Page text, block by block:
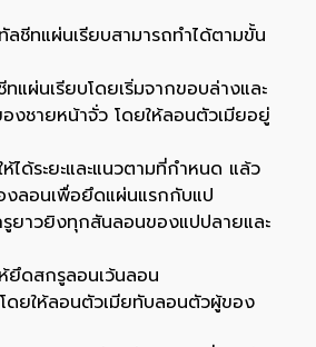
ชีทแผ่นเรียบสามารถทำได้ตามขั้น
แผ่นเรียบโดยเริ่มจากขอบล่างและ
งชายหน้าจั่ว โดยให้ลอนตัวเมียอยู่
ได้ระยะและแนวตามที่กำหนด แล้ว
ลอนเพื่อยึดแผ่นแรกกับแป
รูยาวยิงทุกสันลอนของแปปลายและ
ยึดสกรูลอนเว้นลอน
ดยให้ลอนตัวเมียทับลอนตัวผู้ของ